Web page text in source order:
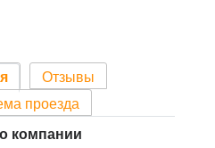
Отзывы
проезда
компании